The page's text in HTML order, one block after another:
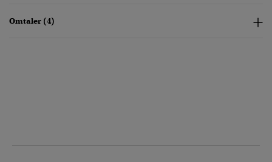
Omtaler (4)